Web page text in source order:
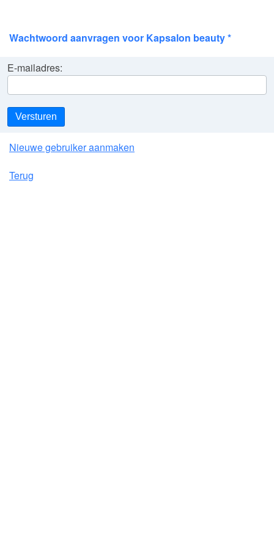
Wachtwoord aanvragen voor Kapsalon beauty *
E-mailadres:
Versturen
Nieuwe gebruiker aanmaken
Terug